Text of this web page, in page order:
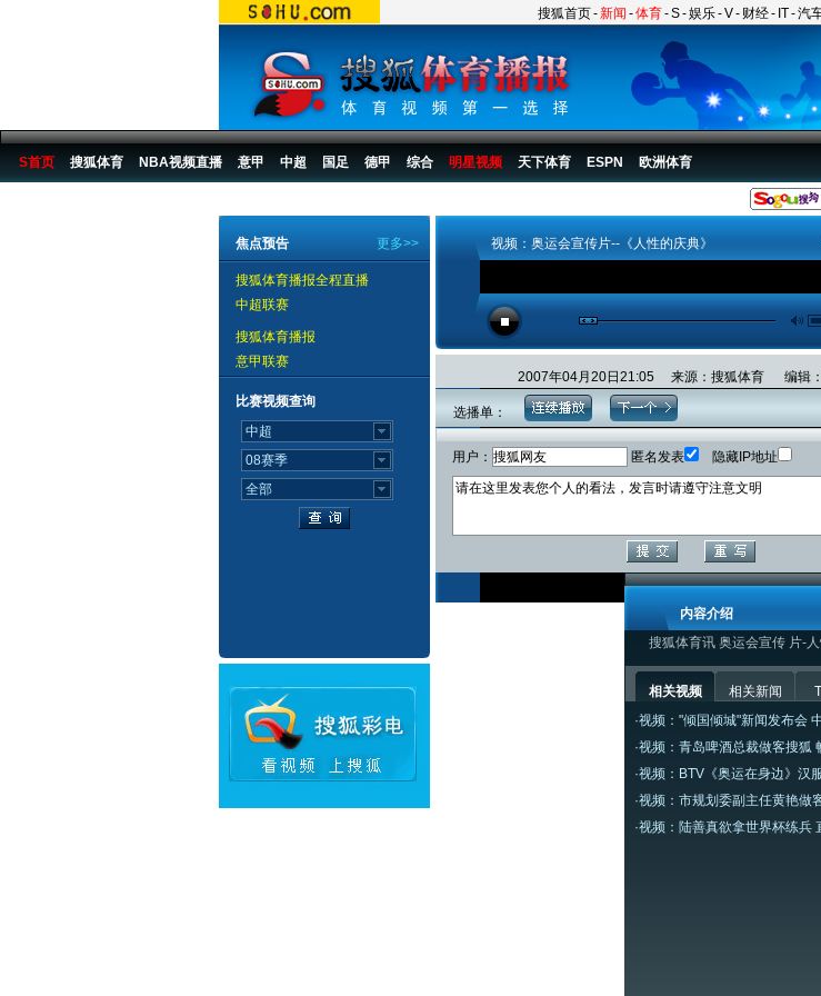
搜狐首页-新闻 -体育-S-娱乐-V- 财经- IT-汽
S首页 搜狐体育 NBA视频直播 意甲 中超 国足 德甲 综合 明星视频 天下体育 ESPN 欧洲体育
更多>>
焦点预告
搜狐体育播报全程直播
中超联赛
搜狐体育播报
意甲联赛
比赛视频查询
视频：奥运会宣传片--《人性的庆典》
2007年04月20日21:05 来源：搜狐体育 编辑
选播单：
用户： 匿名发表 隐藏IP地址
内容介绍
搜狐体育讯 奥运会宣传 片-
相关视频 相关新闻
·视频："倾国倾城"新闻发布会
·视频：青岛啤酒总裁做客搜狐
·视频：BTV《奥运在身边》汉
·视频：市规划委副主任黄艳做
·视频：陆善真欲拿世界杯练兵